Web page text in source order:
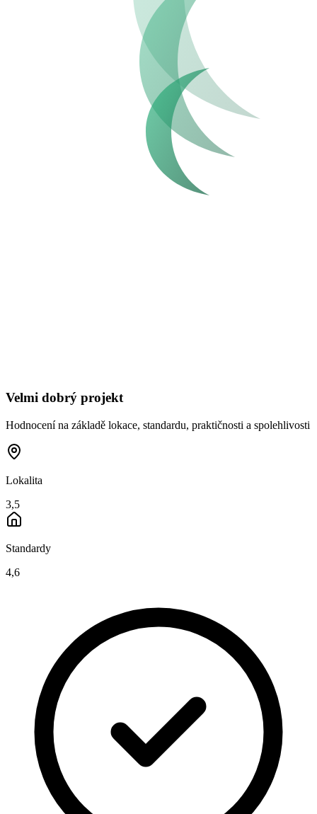
Velmi dobrý projekt
Hodnocení na základě lokace, standardu, praktičnosti a spolehlivosti
Lokalita
3,5
Standardy
4,6